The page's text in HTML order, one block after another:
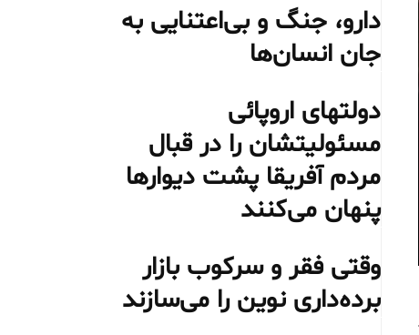
دارو، جنگ و بی‌اعتنایی به
جان انسان‌ها
دولتهای اروپائی
مسئولیتشان را در قبال
مردم آفریقا پشت دیوارها
پنهان می‌کنند
وقتی فقر و سرکوب بازار
برده‌داری نوین را می‌سازند